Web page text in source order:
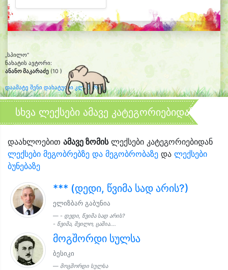
„სპილო“
ნახატის ავტორი:
ანანო მაკარაძე (10 )
დაამატე შენი დახატული კლიპარტი
სხვა ლექსები ამავე კატეგორიებიდან
დაახლოებით ამავე ზომისლექსები კატეგორიებიდან
ლექსები მეგობრებზე და მეგობრობაზე და ლექსები
ბუნებაზე
*** (დედი, წვიმა სად არის?)
ელიზბარ გაბუნია
- დედი, წვიმა სად არის?
- წვიმა, შვილო, ცაშია....
მოგშორდი სულსა
ბესიკი
მოგშორდი სულსა